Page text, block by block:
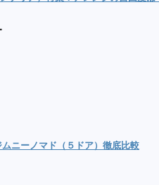
ニーノマド（５ドア）徹底比較